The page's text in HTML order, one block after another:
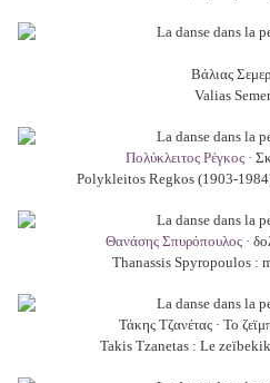
Βάλιας
Valias
Πολύκλειτος Ρέγκος ·
Polykleitos Regkos (1903-
Θανάσης Σπυρόπουλος·
Thanassis Spyropoulos :
Τάκης Τζανέτας · Το
Takis Tzanetas : Le